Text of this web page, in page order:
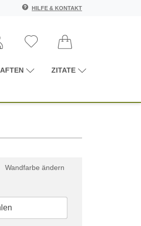
HILFE & KONTAKT
ZITATE
Wandfarbe ändern